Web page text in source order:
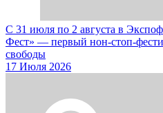
С 31 июля по 2 августа в
Фест» — первый нон-стоп-
свободы
17 Июля 2026